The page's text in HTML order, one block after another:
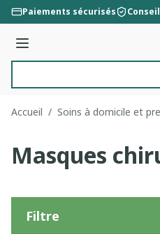
Aller au contenu
Paiements sécurisés
Menu
Accueil / Soins à domicile et
Masques
Filtre